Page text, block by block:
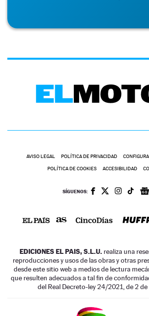
AVISO LEGAL POLÍTICA DE PRIVACIDAD
POLÍTICA DE COOKIES ACCESIBILIDAD
SÍGUENOS:
EDICIONES EL PAIS, S.L.U. realiza una
reproducciones y usos de las obras y otras
desde este sitio web a medios de lectura
que resulten adecuados a tal fin de
del Real Decreto-ley 24/2021, de 2 de